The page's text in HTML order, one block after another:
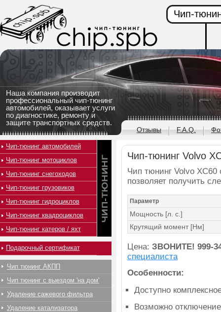
Наша компания производит
профессиональный чип-тюнинг
автомобилей, оказывает услуги
по диагностике, ремонту и
защите транспортных средств.
Чип-
Отзывы F.A.Q.
Чип-тюнинг Volvo
Чип тюнинг Volvo XC60
позволяет получить
Параметр
Мощность [л. с.]
Крутящий момент [Нм]
Цена: ЗВОНИТЕ! 999-
специалиста
Особенности:
Доступно
Возможно
Чип-тюнинг автомобилей
Чип-тюнинг мотоциклов
Чип-тюнинг снегоходов
Чип-тюнинг грузовиков
Чип-тюнинг гидроциклов
Чип-тюнинг квадроциклов
Чип-тюнинг катеров / яхт
Подарочный сертификат
Чип тюнинг АКПП
Чип тюнинг с выездом 'на дом'
Удаление сажевого фильтра
Удаление катализатора